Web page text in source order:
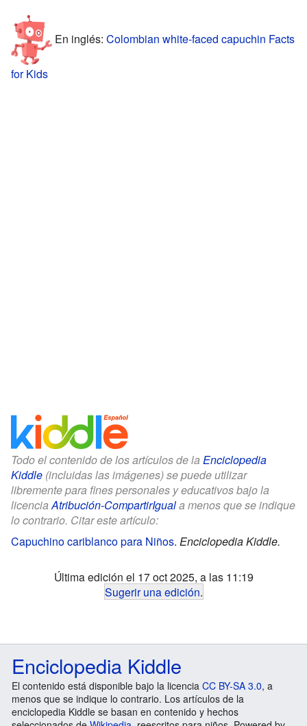
En inglés: Colombian white-faced capuchin Facts
for Kids
Todo el contenido de los artículos de la Enciclopedia
Kiddle (incluidas las imágenes) se puede utilizar
libremente para fines personales y educativos bajo la
licenciaAtribución-CompartirIguala menos que se indique
lo contrario. Citar este artículo:
Capuchino cariblanco para Niños. Enciclopedia Kiddle.
Última edición el 17 oct 2025, a las 11:19
Sugerir una edición.
Enciclopedia Kiddle
El contenido está disponible bajo la licencia CC BY-SA 3.0, a
menos que se indique lo contrario. Los artículos de la
enciclopedia Kiddle se basan en contenido y hechos